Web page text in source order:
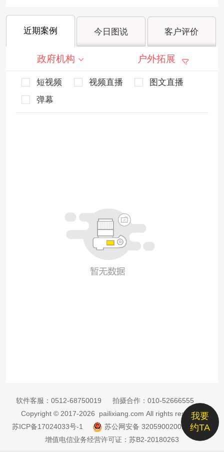
近期案例 今日图说 客户评价
政府机构 户外拓展
短视频 视频直播
图文直播
弹幕
我要
约TA
软件客服： 0512-68750019 拍摄合作： 010-52666555
Copyright © 2017-2026 pailixiang.com All rights reserved
苏ICP备17024033号-1
苏公网安备 32059002002885号
增值电信业务经营许可证：苏B2-20180263